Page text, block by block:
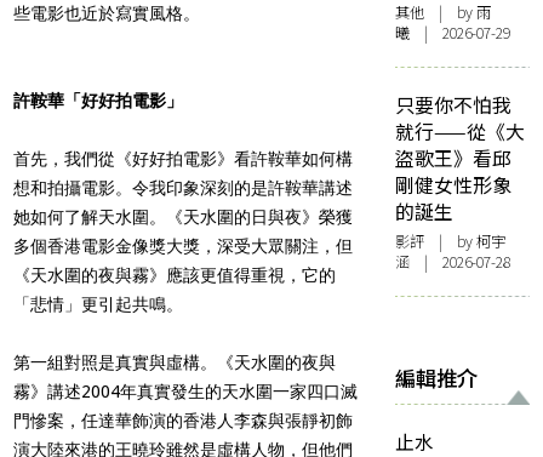
些電影也近於寫實風格。
許鞍華「好好拍電影」
首先，我們從《好好拍電影》看許鞍華如何構
想和拍攝電影。令我印象深刻的是許鞍華講述
她如何了解天水圍。《天水圍的日與夜》榮獲
多個香港電影金像獎大獎，深受大眾關注，但
《天水圍的夜與霧》應該更值得重視，它的
「悲情」更引起共鳴。
第一組對照是真實與虛構。《天水圍的夜與
霧》講述2004年真實發生的天水圍一家四口滅
門慘案，任達華飾演的香港人李森與張靜初飾
演大陸來港的王曉玲雖然是虛構人物，但他們
其他 | by 雨
曦 | 2026-07-29
只要你不怕我
就行——從《大
盜歌王》看邱
剛健女性形象
的誕生
影評 | by 柯宇
涵 | 2026-07-28
編輯推介
止水